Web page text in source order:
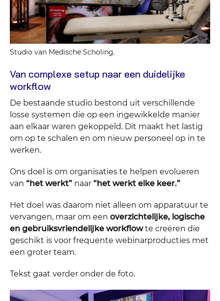
Studio van Medische Scholing.
Van complexe setup naar een duidelijke
workflow
De bestaande studio bestond uit verschillende
losse systemen die op een ingewikkelde manier
aan elkaar waren gekoppeld. Dit maakt het lastig
om op te schalen en om nieuw personeel op in te
werken.
Ons doel is om organisaties te helpen evolueren
van “het werkt” naar “het werkt elke keer.”
Het doel was daarom niet alleen om apparatuur te
vervangen, maar om een overzichtelijke, logische
en gebruiksvriendelijke workflowte creëren die
geschikt is voor frequente webinarproducties met
een groter team.
Tekst gaat verder onder de foto.